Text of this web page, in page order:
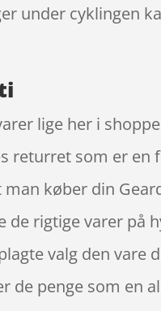
under cyklingen
lige her i
returret som er en
køber din
rigtige varer på
valg den vare
de penge som en